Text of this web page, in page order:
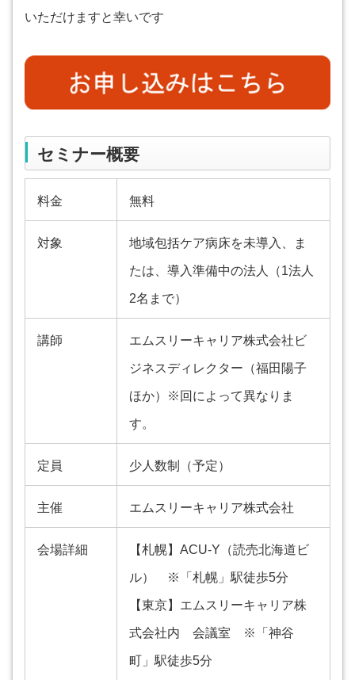
いただけますと幸いです
セミナー概要
料金 無料
対象 地域包括ケア病床を未導入、ま
たは、導入準備中の法人（1法人
2名まで）
講師 エムスリーキャリア株式会社ビ
ジネスディレクター（福田陽子
ほか）※回によって異なりま
す。
定員 少人数制（予定）
主催 エムスリーキャリア株式会社
会場詳細 【札幌】ACU-Y（読売北海道ビ
ル） ※「札幌」駅徒歩5分
【東京】エムスリーキャリア株
式会社内 会議室 ※「神谷
町」駅徒歩5分